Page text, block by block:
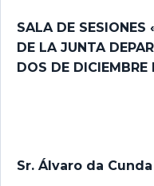
SALA DE SESIONES
DE LA JUNTA
DOS DE
Sr. Álvaro da